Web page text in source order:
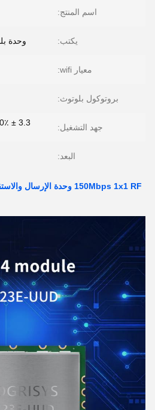
اسم المنتج:
يكتب: وحدة
معيار wifi:
بروتوكول بلوتوث:
جهد التشغيل:
البعد: